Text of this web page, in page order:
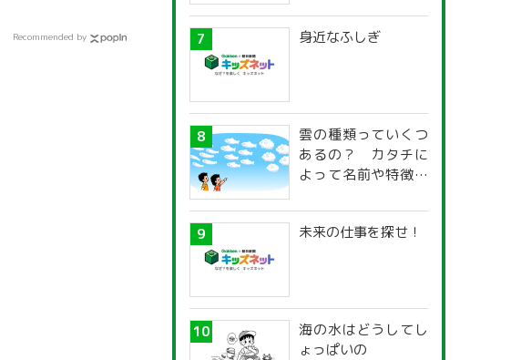
Recommended by 身近なふしぎ
雲の種類っていくつ
あるの？ カタチに
よって名前や特徴が
未来の仕事を探せ！
海の水はどうしてし
ょっぱいの